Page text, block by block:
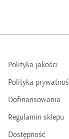
Polityka jakości
Polityka
Dofinansowania
Regulamin sklepu
Dostępność